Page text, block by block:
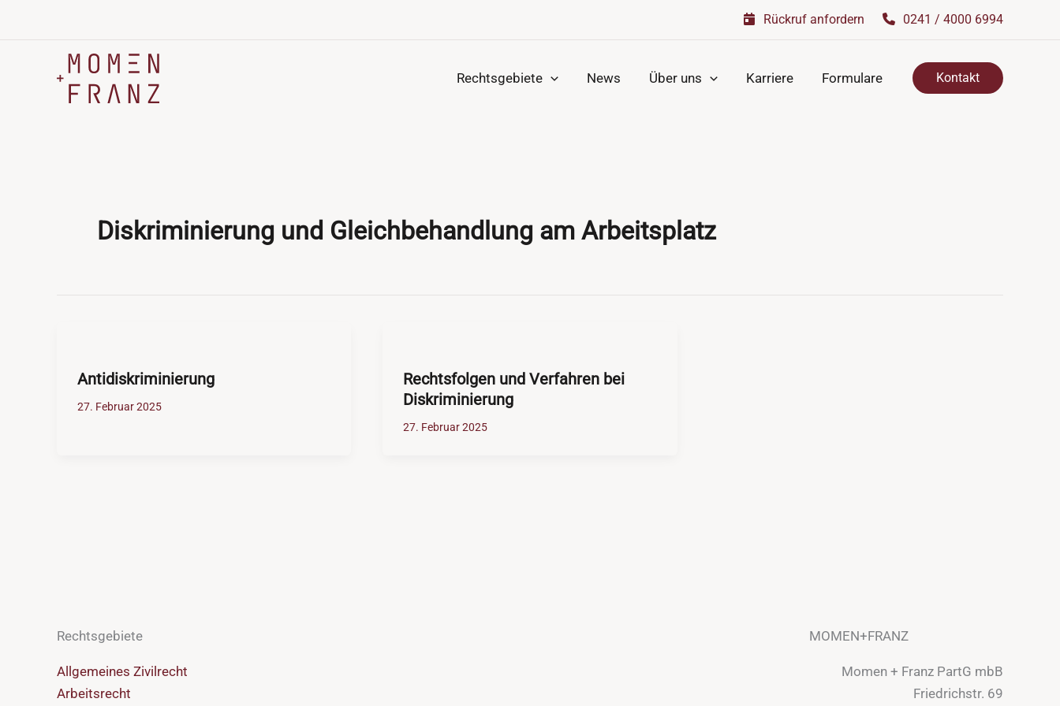
Rückruf anfordern 0241 / 4000 6994
Rechtsgebiete News Über uns Karriere Formulare Kontakt
Diskriminierung und Gleichbehandlung am Arbeitsplatz
Antidiskriminierung
27. Februar 2025
Rechtsfolgen und Verfahren bei
Diskriminierung
27. Februar 2025
Rechtsgebiete
Allgemeines Zivilrecht
Arbeitsrecht
MOMEN+FRANZ
Momen + Franz PartG mbB
Friedrichstr. 69